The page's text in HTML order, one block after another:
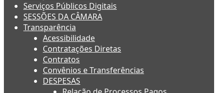
Serviços Públicos Digitais
SESSÕES DA CÂMARA
Transparência
Acessibilidade
Contratações Diretas
Contratos
Convênios e Transferências
DESPESAS